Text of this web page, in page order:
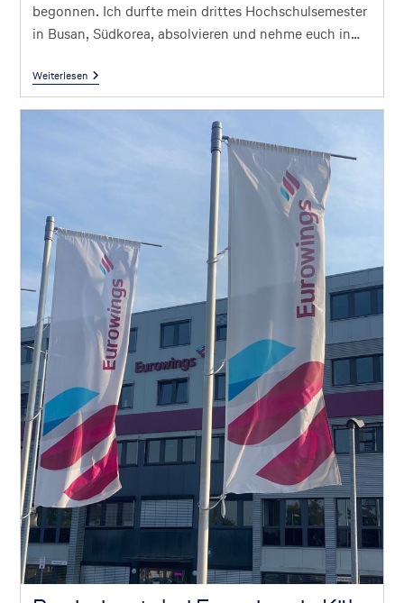
begonnen. Ich durfte mein drittes Hochschulsemester
in Busan, Südkorea, absolvieren und nehme euch in…
Weiterlesen